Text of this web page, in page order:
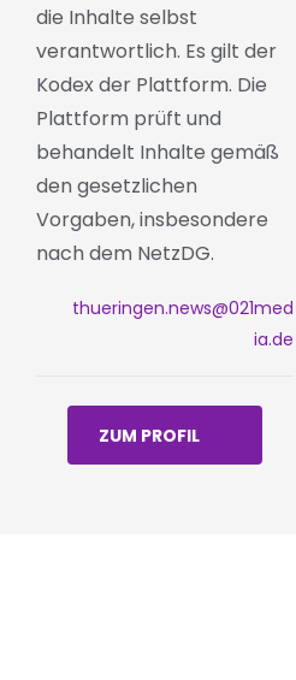
Notarztwagen auf A4
verunfallt -
die Inhalte selbst
verantwortlich. Es gilt der
Kodex der Plattform. Die
Plattform prüft und
behandelt Inhalte gemäß
den gesetzlichen
Vorgaben, insbesondere
nach dem NetzDG.
thueringen.news@021med
ia.de
ZUM PROFIL